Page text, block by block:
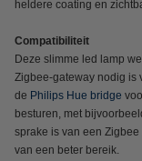
heldere coating en
Compatibiliteit
Deze slimme led lamp
Zigbee-gateway nodig is
de Philips Hue bridge
besturen, met
sprake is van een
van een beter bereik.